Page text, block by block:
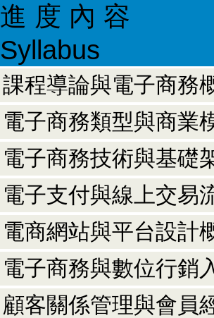
進 度 內 容
Syllabus
課程導論與電子商務
電子商務類型與商業
電子商務技術與基礎
電子支付與線上交易
電商網站與平台設計
電子商務與數位行銷
顧客關係管理與會員